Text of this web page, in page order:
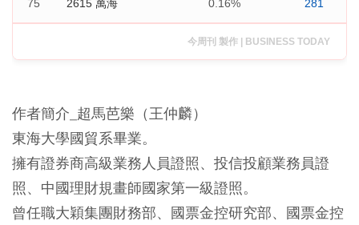
75 2615 萬海 0.16% 281
今周刊 製作 | BUSINESS TODAY
作者簡介_超馬芭樂（王仲麟）
東海大學國貿系畢業。
擁有證券商高級業務人員證照、投信投顧業務員證
照、中國理財規畫師國家第一級證照。
曾任職大穎集團財務部、國票金控研究部、國票金控